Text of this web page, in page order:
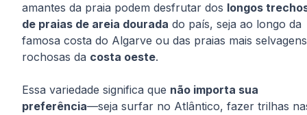
amantes da praia podem desfrutar dos longos
de praias de areia dourada do país, seja ao longo da
famosa costa do Algarve ou das praias mais
rochosas da costa oeste.
Essa variedade significa que não importa sua
preferência—seja surfar no Atlântico, fazer trilhas